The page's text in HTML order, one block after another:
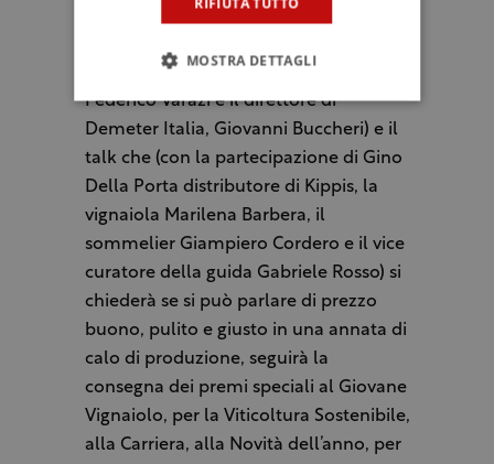
Fisar, il vice presidente di Slow Food
Federico Varazi e il direttore di
Demeter Italia, Giovanni Buccheri) e il
talk che (con la partecipazione di Gino
Della Porta distributore di Kippis, la
vignaiola Marilena Barbera, il
sommelier Giampiero Cordero e il vice
curatore della guida Gabriele Rosso) si
chiederà se si può parlare di prezzo
buono, pulito e giusto in una annata di
calo di produzione, seguirà la
consegna dei premi speciali al Giovane
Vignaiolo, per la Viticoltura Sostenibile,
alla Carriera, alla Novità dell’anno, per
MOSTRA DETTAGLI